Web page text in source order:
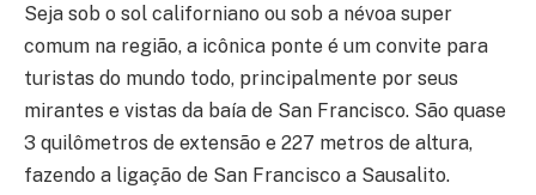
Seja sob o sol californiano ou sob a névoa super
comum na região, a icônica ponte é um convite para
turistas do mundo todo, principalmente por seus
mirantes e vistas da baía de San Francisco. São quase
3 quilômetros de extensão e 227 metros de altura,
fazendo a ligação de San Francisco a Sausalito.